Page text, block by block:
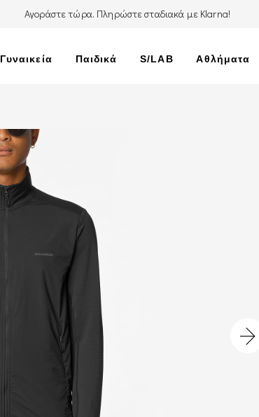
Αγοράστε τώρα. Πληρώστε σταδιακά με Klarna!
Γυναικεία Παιδικά S/LAB Αθλήματα